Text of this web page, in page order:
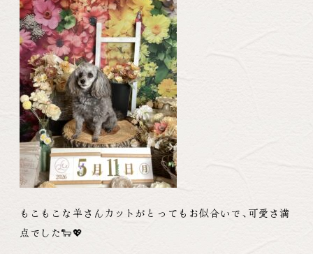
もこもこな羊さんカットがとってもお似合いで 、可愛さ満
点でした🐑💖